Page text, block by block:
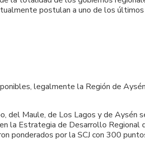
postulan a uno de los
legalmente la Región de
del Maule, de Los Lagos y de
la Estrategia de Desarrollo Regional
ponderados por la SCJ con 300